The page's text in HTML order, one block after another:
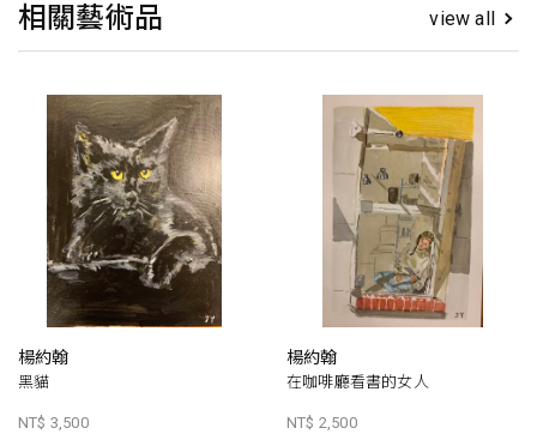
相關藝術品 view all
楊約翰
黑貓
NT$ 3,500
楊約翰
在咖啡廳看書的女人
NT$ 2,500